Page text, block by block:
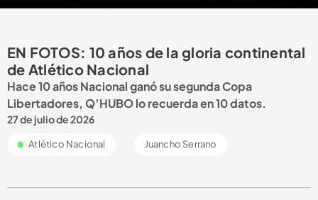
EN FOTOS: 10 años de la gloria continental
de Atlético Nacional
Hace 10 años Nacional ganó su segunda Copa
Libertadores, Q’HUBO lo recuerda en 10 datos.
27 de julio de 2026
Atlético Nacional Juancho Serrano